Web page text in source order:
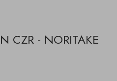
CZR - NORITAKE